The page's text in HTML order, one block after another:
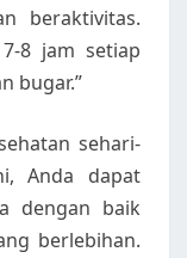
beraktivitas.
8 jam setiap
bugar.”
sehari-
Anda dapat
dengan baik
berlebihan.